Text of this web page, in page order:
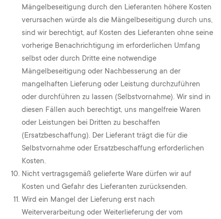
Mängelbeseitigung durch den Lieferanten höhere Kosten
verursachen würde als die Mängelbeseitigung durch uns,
sind wir berechtigt, auf Kosten des Lieferanten ohne seine
vorherige Benachrichtigung im erforderlichen Umfang
selbst oder durch Dritte eine notwendige
Mängelbeseitigung oder Nachbesserung an der
mangelhaften Lieferung oder Leistung durchzuführen
oder durchführen zu lassen (Selbstvornahme). Wir sind in
diesen Fällen auch berechtigt, uns mangelfreie Waren
oder Leistungen bei Dritten zu beschaffen
(Ersatzbeschaffung). Der Lieferant trägt die für die
Selbstvornahme oder Ersatzbeschaffung erforderlichen
Kosten.
Nicht vertragsgemäß gelieferte Ware dürfen wir auf
Kosten und Gefahr des Lieferanten zurücksenden.
Wird ein Mangel der Lieferung erst nach
Weiterverarbeitung oder Weiterlieferung der vom